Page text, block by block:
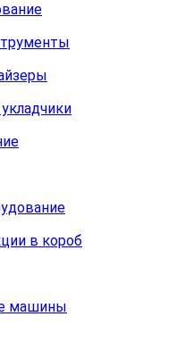
в короб
машины